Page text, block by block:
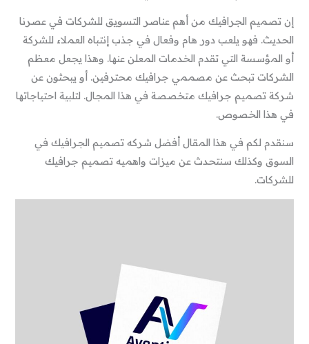
إن تصميم الجرافيك من أهم عناصر التسويق للشركات في عصرنا
الحديث. فهو يلعب دور هام وفعال في جذب إنتباه العملاء للشركة
أو المؤسسة التي تقدم الخدمات المعلن عنها. وهذا يجعل معظم
الشركات تبحث عن مصممي جرافيك محترفين. أو يبحثون عن
شركة تصميم جرافيك متخصصة في هذا المجال. لتلبية احتياجاتها
في هذا الخصوص.
سنقدم لكم في هذا المقال أفضل شركه تصميم الجرافيك في
السوق وكذلك سنتحدث عن ميزات واهميه تصميم جرافيك
للشركات.